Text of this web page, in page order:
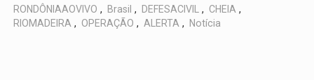
RONDÔNIAAOVIVO , Brasil , DEFESACIVIL , CHEIA ,
RIOMADEIRA , OPERAÇÃO , ALERTA , Notícia